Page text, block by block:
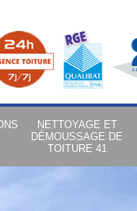
NETTOYAGE ET
DÉMOUSSAGE DE
TOITURE 41